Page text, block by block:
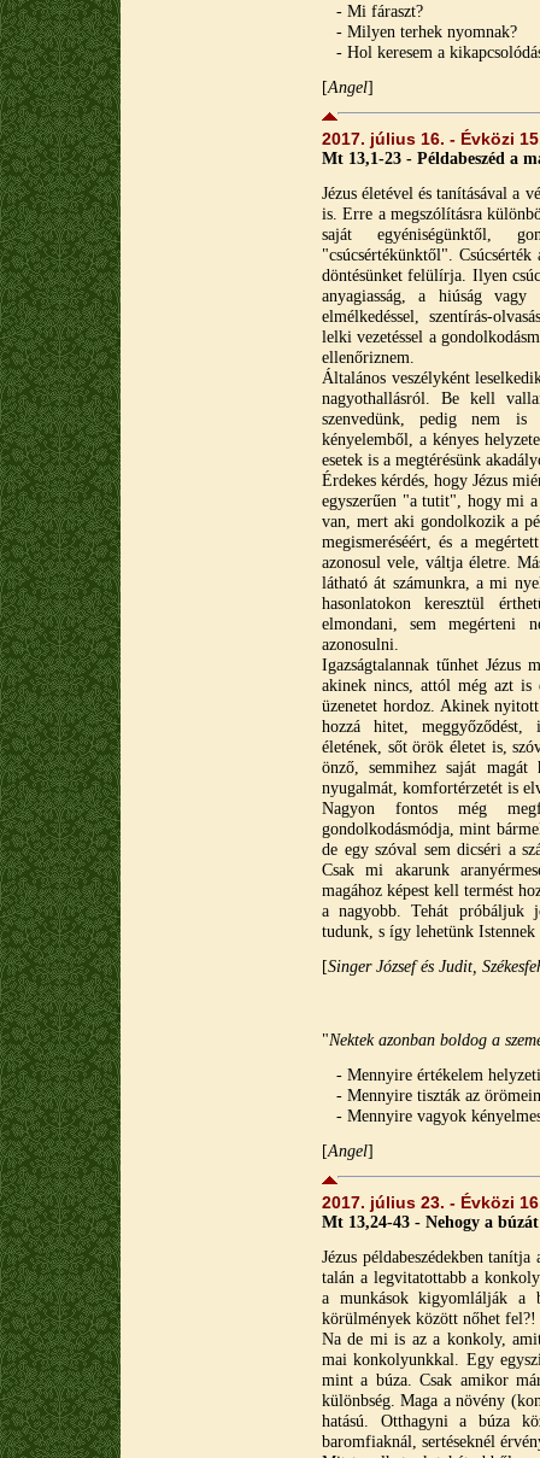
- Mi fáraszt?
- Milyen terhek nyomnak?
- Hol keresem a
[Angel]
2017. július 16. - Évközi
Mt 13,1-23 - Példabeszéd a
Jézus életével és tanításával a
is. Erre a megszólításra
saját egyéniségünktől,
"csúcsértékünktől".
döntésünket felülírja. Ilyen
anyagiasság, a hiúság
elmélkedéssel, szentírás-
lelki vezetéssel a
ellenőriznem.
Általános veszélyként
nagyothallásról. Be kell
szenvedünk, pedig nem is
kényelemből, a kényes
esetek is a megtérésünk
Érdekes kérdés, hogy Jézus
egyszerűen "a tutit", hogy mi
van, mert aki gondolkozik a
megismeréséért, és a
azonosul vele, váltja életre.
látható át számunkra, a mi
hasonlatokon keresztül
elmondani, sem megérteni
azonosulni.
Igazságtalannak tűnhet Jézus
akinek nincs, attól még azt is
üzenetet hordoz. Akinek
hozzá hitet, meggyőződést,
életének, sőt örök életet is,
önző, semmihez saját
nyugalmát, komfortérzetét is
Nagyon fontos még
gondolkodásmódja, mint
de egy szóval sem dicséri a
Csak mi akarunk
magához képest kell termést
a nagyobb. Tehát próbáljuk
tudunk, s így lehetünk Istennek
[Singer József és Judit,
"Nektek azonban boldog a
- Mennyire értékelem
- Mennyire tiszták az
- Mennyire vagyok
[Angel]
2017. július 23. - Évközi
Mt 13,24-43 - Nehogy a
Jézus példabeszédekben
talán a legvitatottabb a
a munkások kigyomlálják a
körülmények között nőhet fel?!
Na de mi is az a konkoly,
mai konkolyunkkal. Egy
mint a búza. Csak amikor
különbség. Maga a növény
hatású. Otthagyni a búza
baromfiaknál, sertéseknél